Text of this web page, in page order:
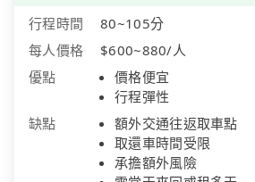
行程時間
80~105分
每人價格
$600~880/人
優點
價格便宜
行程彈性
缺點
額外交通往返取車點
取還車時間受限
承擔額外風險